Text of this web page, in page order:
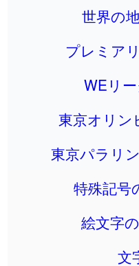
世界の
プレミア
WEリ
東京オリン
東京パラリ
特殊記号
絵文字
文